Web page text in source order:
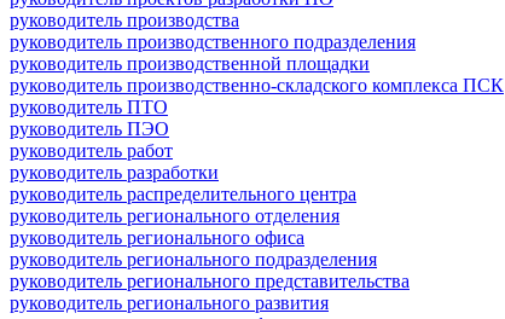
руководитель производства
руководитель производственного подразделения
руководитель производственной площадки
руководитель производственно-складского комплекса ПСК
руководитель ПТО
руководитель ПЭО
руководитель работ
руководитель разработки
руководитель распределительного центра
руководитель регионального отделения
руководитель регионального офиса
руководитель регионального подразделения
руководитель регионального представительства
руководитель регионального развития